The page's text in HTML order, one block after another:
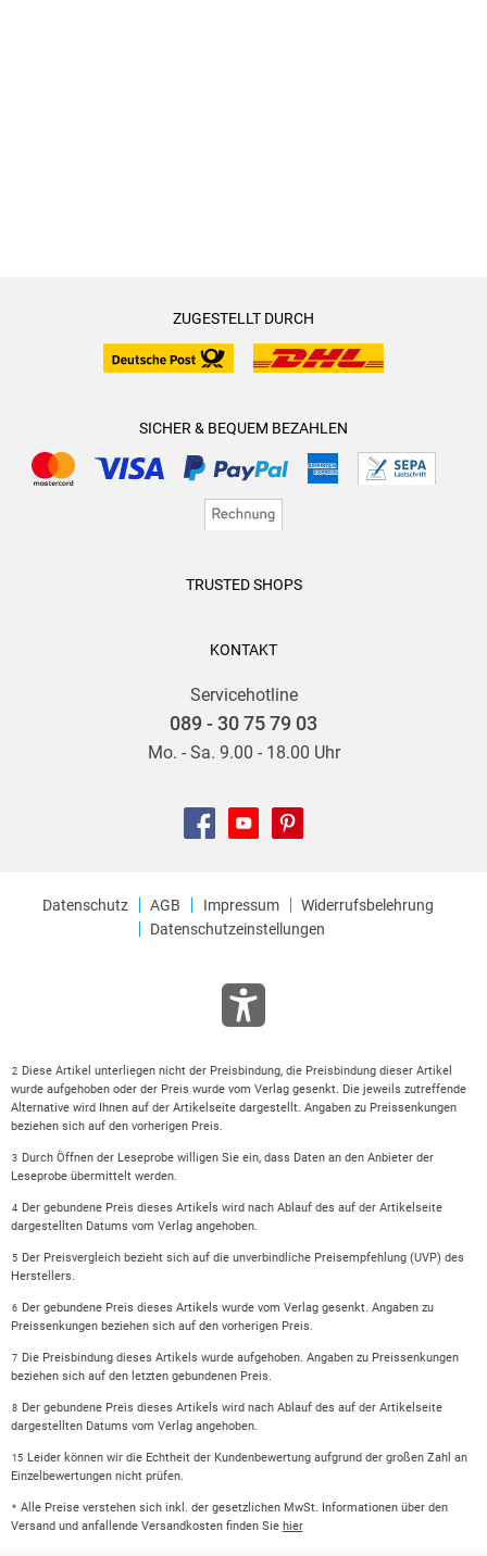
ZUGESTELLT DURCH
SICHER & BEQUEM BEZAHLEN
TRUSTED SHOPS
KONTAKT
Servicehotline
089 - 30 75 79 03
Mo. - Sa. 9.00 - 18.00 Uhr
Datenschutz AGB Impressum
Widerrufsbelehrung
Datenschutzeinstellungen
2 Diese Artikel unterliegen nicht der Preisbindung, die Preisbindung dieser Artikel
wurde aufgehoben oder der Preis wurde vom Verlag gesenkt. Die jeweils zutreffende
Alternative wird Ihnen auf der Artikelseite dargestellt. Angaben zu Preissenkungen
beziehen sich auf den vorherigen Preis.
3 Durch Öffnen der Leseprobe willigen Sie ein, dass Daten an den Anbieter der
Leseprobe übermittelt werden.
4 Der gebundene Preis dieses Artikels wird nach Ablauf des auf der Artikelseite
dargestellten Datums vom Verlag angehoben.
5 Der Preisvergleich bezieht sich auf die unverbindliche Preisempfehlung (UVP) des
Herstellers.
6 Der gebundene Preis dieses Artikels wurde vom Verlag gesenkt. Angaben zu
Preissenkungen beziehen sich auf den vorherigen Preis.
7 Die Preisbindung dieses Artikels wurde aufgehoben. Angaben zu Preissenkungen
beziehen sich auf den letzten gebundenen Preis.
8 Der gebundene Preis dieses Artikels wird nach Ablauf des auf der Artikelseite
dargestellten Datums vom Verlag angehoben.
15 Leider können wir die Echtheit der Kundenbewertung aufgrund der großen Zahl an
Einzelbewertungen nicht prüfen.
* Alle Preise verstehen sich inkl. der gesetzlichen MwSt. Informationen über den
Versand und anfallende Versandkosten finden Sie hier